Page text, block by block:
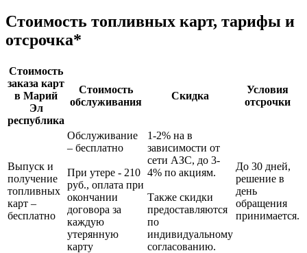
Стоимость топливных карт, тарифы и
отсрочка*
Стоимость
заказа карт
в Марий
Эл
республика
Стоимость
обслуживания
Скидка
Условия
отсрочки
Выпуск и
получение
топливных
карт –
бесплатно
Обслуживание
– бесплатно
При утере - 210
руб., оплата при
окончании
договора за
каждую
утерянную
карту
1-2% на в
зависимости от
сети АЗС, до 3-
4% по акциям.
Также скидки
предоставляются
по
индивидуальному
согласованию.
До 30 дней,
решение в
день
обращения
принимается.